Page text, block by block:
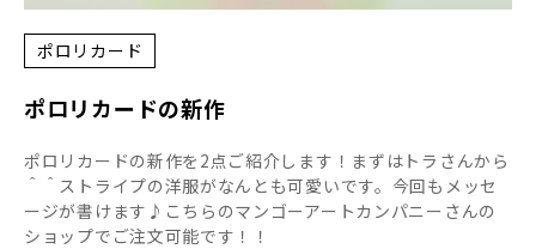
ポロリカード
ポロリカードの新作
ポロリカードの新作を2点ご紹介します！まずはトラさんから
＾＾ストライプの洋服がなんとも可愛いです。今回もメッセ
ージが書けます♪こちらのマンゴーアートカンパニーさんの
ショップでご注文可能です！！